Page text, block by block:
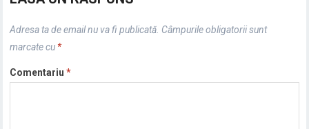
Adresa ta de email nu va fi publicată. Câmpurile obligatorii sunt
marcate cu *
Comentariu*